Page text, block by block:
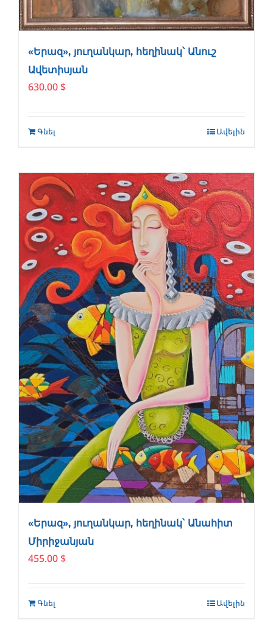
«Երազ», յուղանկար, հեղինակ՝ Անուշ
Ավետիսյան
630.00 $
Գնել Ավելին
«Երազ», յուղանկար, հեղինակ՝ Անահիտ
Միրիջանյան
455.00 $
Գնել Ավելին